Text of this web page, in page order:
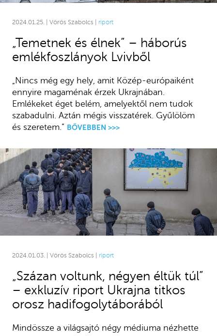
2024.01.25. | Vörös Szabolcs | riport
„Temetnek és élnek” – háborús
emlékfoszlányok Lvivből
„Nincs még egy hely, amit Közép-európaiként
ennyire magaménak érzek Ukrajnában.
Emlékeket éget belém, amelyektől nem tudok
szabadulni. Aztán mégis visszatérek. Gyűlölöm
és szeretem.” BŐVEBBEN >>>
2024.01.03. | Vörös Szabolcs | riport
„Százan voltunk, négyen éltük túl”
– exkluzív riport Ukrajna titkos
orosz hadifogolytáborából
Mindössze a világsajtó négy médiuma nézhette